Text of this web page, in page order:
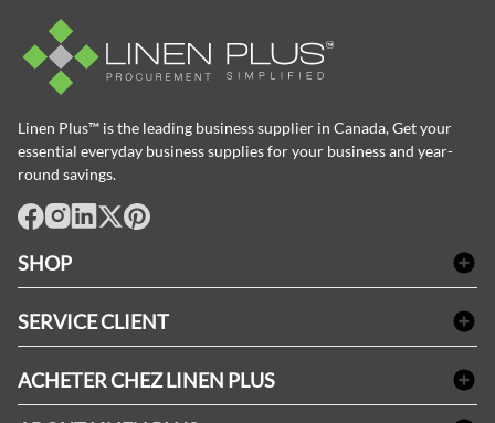
Linen Plus™ is the leading business supplier in Canada, Get your
essential everyday business supplies for your business and year-
round savings.
SHOP
Nappes & serviettes de table
Fournitures de conciergerie
SERVICE CLIENT
ACHETER CHEZ LINEN PLUS